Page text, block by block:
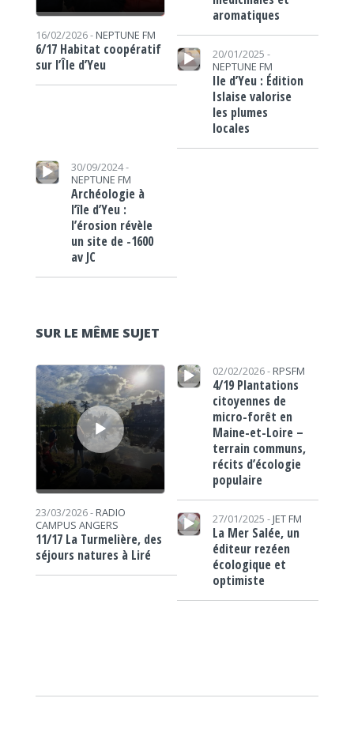
16/02/2026 - NEPTUNE FM
6/17 Habitat coopératif
sur l’Île d’Yeu
aromatiques
Lecteur audio
20/01/2025 -
NEPTUNE FM
Ile d’Yeu : Édition
Islaise valorise
les plumes
locales
Lecteur audio
30/09/2024 -
NEPTUNE FM
Archéologie à
l’île d’Yeu :
l’érosion révèle
un site de -1600
av JC
SUR LE MÊME SUJET
Lecteur audio
23/03/2026 - RADIO
CAMPUS ANGERS
11/17 La Turmelière, des
séjours natures à Liré
Lecteur audio 02/02/2026 - RPSFM
4/19 Plantations
citoyennes de
micro-forêt en
Maine-et-Loire –
terrain communs,
récits d’écologie
populaire
Lecteur audio
27/01/2025 - JET FM
La Mer Salée, un
éditeur rezéen
écologique et
optimiste